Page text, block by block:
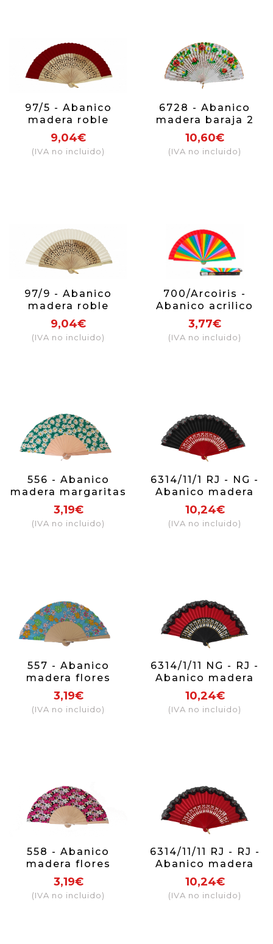
97/5 - Abanico
madera roble
calado tela
burdeos
9,04€
(IVA no incluido)
6728 - Abanico
madera baraja 2
caras (colores
surtidos)
10,60€
(IVA no incluido)
97/9 - Abanico
madera roble
calado tela beige
9,04€
(IVA no incluido)
700/Arcoiris -
Abanico acrilico
acroiris
3,77€
(IVA no incluido)
556 - Abanico
madera margaritas
(colores surtidos)
3,19€
(IVA no incluido)
6314/11/1 RJ - NG -
Abanico madera
con puntilla (rojo y
negro)
10,24€
(IVA no incluido)
557 - Abanico
madera flores
(colores surtidos)
3,19€
(IVA no incluido)
6314/1/11 NG - RJ -
Abanico madera
con puntilla (negro
y rojo)
10,24€
(IVA no incluido)
558 - Abanico
madera flores
(colores surtidos)
3,19€
(IVA no incluido)
6314/11/11 RJ - RJ -
Abanico madera
con puntilla (rojo)
10,24€
(IVA no incluido)